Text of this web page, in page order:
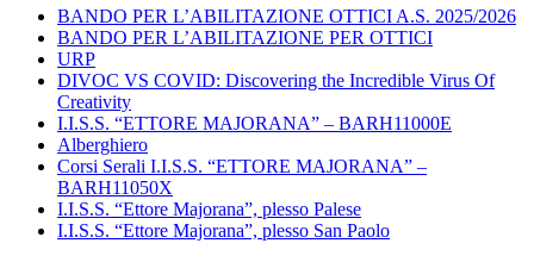
BANDO PER L’ABILITAZIONE OTTICI A.S. 2025/2026
BANDO PER L’ABILITAZIONE PER OTTICI
URP
DIVOC VS COVID: Discovering the Incredible Virus Of
Creativity
I.I.S.S. “ETTORE MAJORANA” – BARH11000E
Alberghiero
Corsi Serali I.I.S.S. “ETTORE MAJORANA” –
BARH11050X
I.I.S.S. “Ettore Majorana”, plesso Palese
I.I.S.S. “Ettore Majorana”, plesso San Paolo